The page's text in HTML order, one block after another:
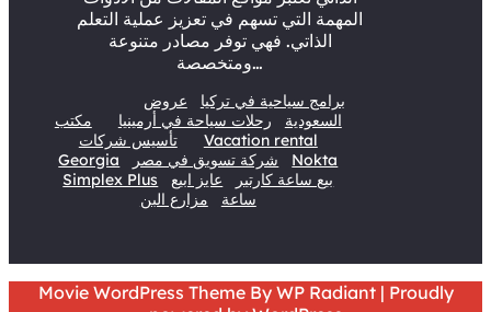
المهمة التي تسهم في تعزيز عملية التعلم
الذاتي. فهي توفر مصادر متنوعة
ومتخصصة…
برامج سياحية في تركيا
عروض
السعودية
رحلات سياحة في أرمينيا
مكتب
تأسيس شركات
Vacation rental
Georgia
شركة تسويق في مصر
Nokta
Simplex Plus
بيع ساعة كارتير
عايز ابيع
ساعة
مزارع البن
Movie WordPress Theme By WP Radiant| Proudly